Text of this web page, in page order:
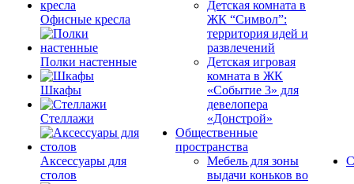
Офисные кресла
Полки настенные
Шкафы
Стеллажи
Аксессуары для
столов
Детская комната в
ЖК “Символ”:
территория идей и
развлечений
Детская игровая
комната в ЖК
«Событие 3» для
девелопера
«Донстрой»
Общественные
пространства
Мебель для зоны
выдачи коньков во